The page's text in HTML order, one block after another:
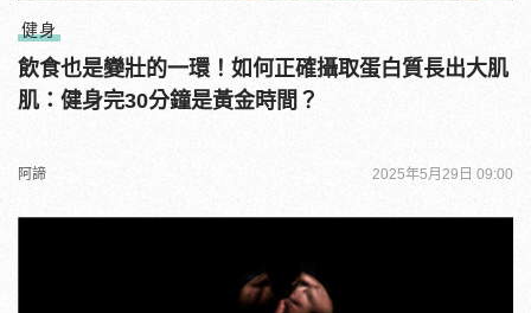
健身
飲食也是變壯的一環！如何正確攝取蛋白質長出大肌
肌：健身完30分鐘是黃金時間？
阿諦 2025年5月29日 09:00